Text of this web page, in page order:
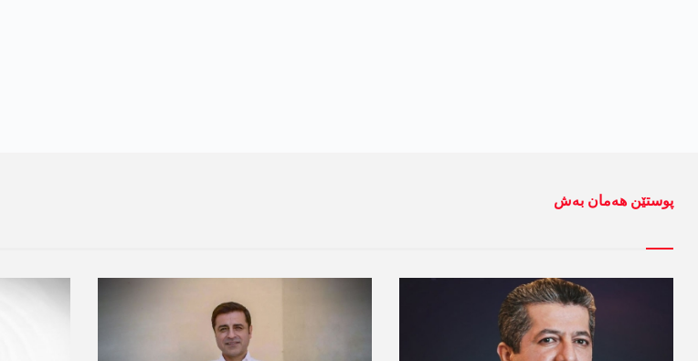
پوستێن ھەمان بەش